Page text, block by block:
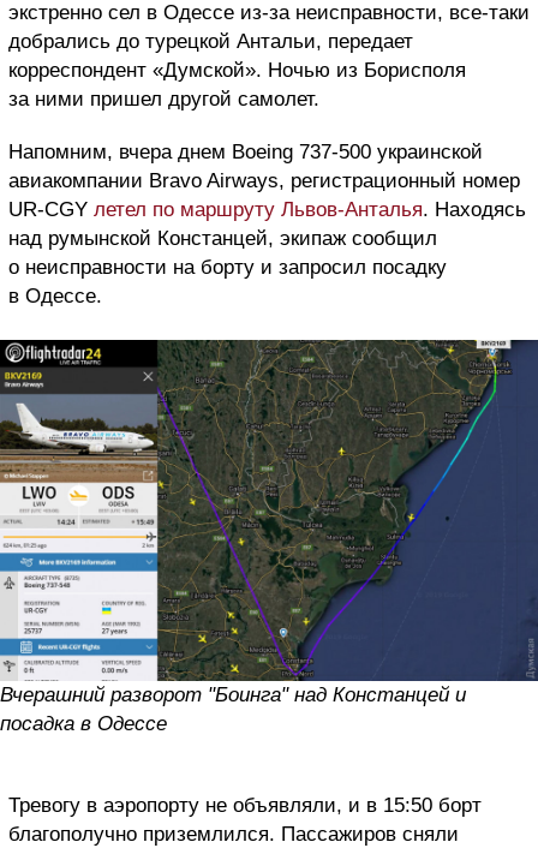
экстренно сел в Одессе из-за неисправности, все-таки
добрались до турецкой Антальи, передает
корреспондент «Думской». Ночью из Борисполя
за ними пришел другой самолет.
Напомним, вчера днем Boeing 737-500 украинской
авиакомпании Bravo Airways, регистрационный номер
UR-CGY летел по маршруту Львов-Анталья. Находясь
над румынской Констанцей, экипаж сообщил
о неисправности на борту и запросил посадку
в Одессе.
Вчерашний разворот "Боинга" над Констанцей и
посадка в Одессе
Тревогу в аэропорту не объявляли, и в 15:50 борт
благополучно приземлился. Пассажиров сняли